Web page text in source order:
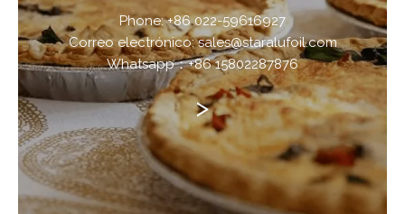
Phone: +86 022-59616927
Correo electrónico: sales@staralufoil.com
Whatsapp：+86 15802287876
>